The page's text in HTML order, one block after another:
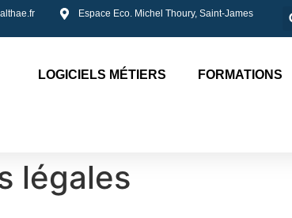
Espace Eco. Michel Thoury, Saint-James
LOGICIELS MÉTIERS FORMATIONS
légales